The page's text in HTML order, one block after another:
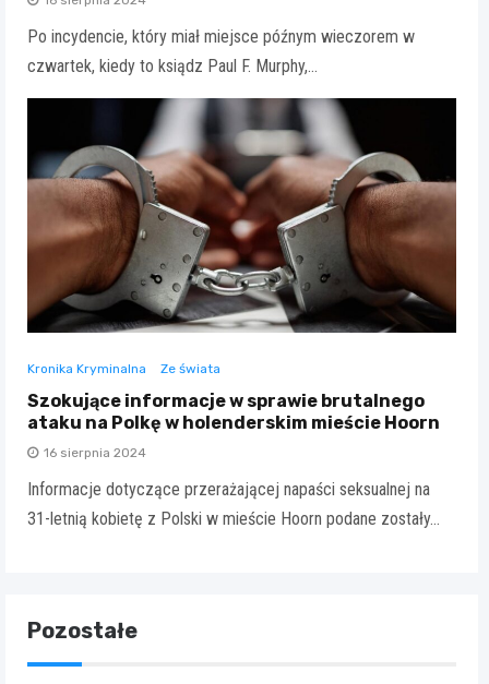
Po incydencie, który miał miejsce późnym wieczorem w
czwartek, kiedy to ksiądz Paul F. Murphy,…
Kronika Kryminalna Ze świata
Szokujące informacje w sprawie brutalnego
ataku na Polkę w holenderskim mieście Hoorn
16 sierpnia 2024
Informacje dotyczące przerażającej napaści seksualnej na
31-letnią kobietę z Polski w mieście Hoorn podane zostały…
Pozostałe